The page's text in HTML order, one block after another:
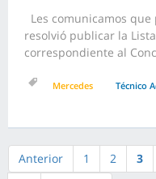
Les comunicamos que
resolvió publicar la
correspondiente al
Mercedes Técnico
Anterior 1 2 3